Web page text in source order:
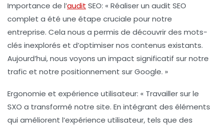
Importance de l’audit SEO: « Réaliser un audit SEO
complet a été une étape cruciale pour notre
entreprise. Cela nous a permis de découvrir des mots-
clés inexplorés et d’optimiser nos contenus existants.
Aujourd’hui, nous voyons un impact significatif sur notre
trafic et notre positionnement sur Google. »
Ergonomie et expérience utilisateur: « Travailler sur le
SXO a transformé notre site. En intégrant des éléments
qui améliorent l’expérience utilisateur, tels que des